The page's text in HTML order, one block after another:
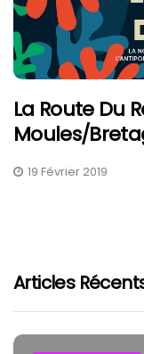
La Route Du
Moules/
19 Février 2019
Articles